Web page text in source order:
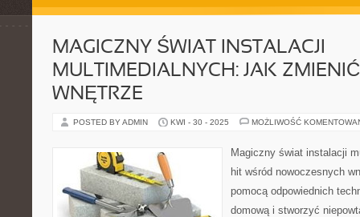
MAGICZNY ŚWIAT INSTALACJI
MULTIMEDIALNYCH: JAK
WNĘTRZE
POSTED BY ADMIN KWI - 30 - 2025 MOŻLIWOŚĆ
Magiczny świat instalacji
hit wśród nowoczesnych
pomocą odpowiednich
domową i stworzyć